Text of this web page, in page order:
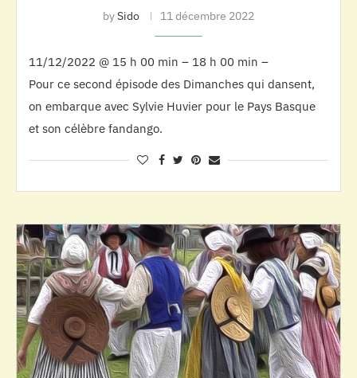
bySido 11 décembre 2022
11/12/2022 @ 15 h 00 min – 18 h 00 min –
Pour ce second épisode des Dimanches qui dansent,
on embarque avec Sylvie Huvier pour le Pays Basque
et son célèbre fandango.